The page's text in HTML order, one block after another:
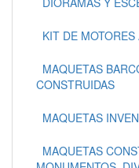
KIT DE
MAQUETAS
CONSTRUIDAS
MAQUETAS
MAQUETAS